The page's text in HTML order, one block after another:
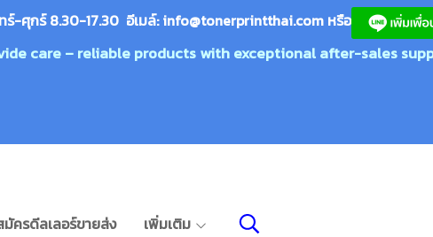
ร์-ศุกร์ 8.30-17.30 อีเมล์:info@tonerprintthai.com หรือ
care – reliable products with exceptional after-sales
มัครดีลเลอร์ขายส่ง เพิ่มเติม